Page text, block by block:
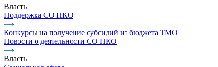
Власть
Поддержка СО НКО
Конкурсы на получение субсидий из бюджета ТМО
Новости о деятельности СО НКО
Власть